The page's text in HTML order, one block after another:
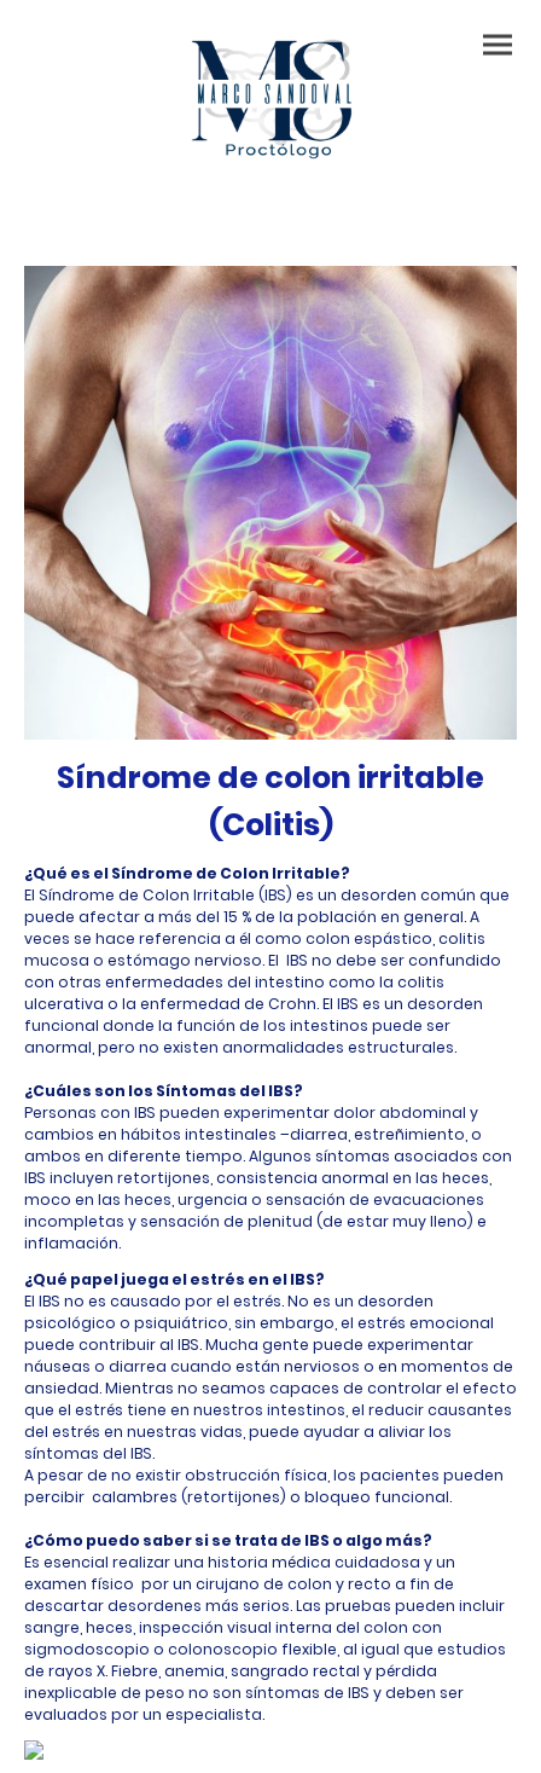
Síndrome de colon irritable
(Colitis)
¿Qué es el Síndrome de Colon Irritable?
El Síndrome de Colon Irritable (IBS) es un desorden común que
puede afectar a más del 15 % de la población en general. A
veces se hace referencia a él como colon espástico, colitis
mucosa o estómago nervioso. El IBS no debe ser confundido
con otras enfermedades del intestino como la colitis
ulcerativa o la enfermedad de Crohn. El IBS es un desorden
funcional donde la función de los intestinos puede ser
anormal, pero no existen anormalidades estructurales.
¿Cuáles son los Síntomas del IBS?
Personas con IBS pueden experimentar dolor abdominal y
cambios en hábitos intestinales –diarrea, estreñimiento, o
ambos en diferente tiempo. Algunos síntomas asociados con
IBS incluyen retortijones, consistencia anormal en las heces,
moco en las heces, urgencia o sensación de evacuaciones
incompletas y sensación de plenitud (de estar muy lleno) e
inflamación.
¿Qué papel juega el estrés en el IBS?
El IBS no es causado por el estrés. No es un desorden
psicológico o psiquiátrico, sin embargo, el estrés emocional
puede contribuir al IBS. Mucha gente puede experimentar
náuseas o diarrea cuando están nerviosos o en momentos de
ansiedad. Mientras no seamos capaces de controlar el efecto
que el estrés tiene en nuestros intestinos, el reducir causantes
del estrés en nuestras vidas, puede ayudar a aliviar los
síntomas del IBS.
A pesar de no existir obstrucción física, los pacientes pueden
percibir calambres (retortijones) o bloqueo funcional.
¿Cómo puedo saber si se trata de IBS o algo más?
Es esencial realizar una historia médica cuidadosa y un
examen físico por un cirujano de colon y recto a fin de
descartar desordenes más serios. Las pruebas pueden incluir
sangre, heces, inspección visual interna del colon con
sigmodoscopio o colonoscopio flexible, al igual que estudios
de rayos X. Fiebre, anemia, sangrado rectal y pérdida
inexplicable de peso no son síntomas de IBS y deben ser
evaluados por un especialista.